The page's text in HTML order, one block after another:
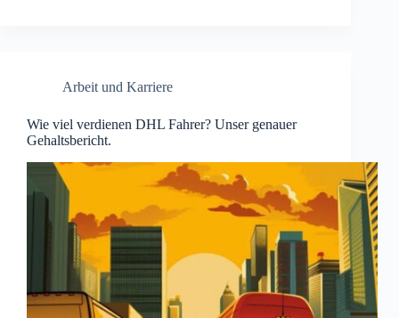
Arbeit und Karriere
Wie viel verdienen DHL Fahrer? Unser genauer
Gehaltsbericht.